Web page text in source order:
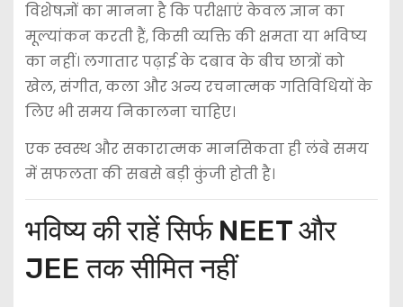
विशेषज्ञों का मानना है कि परीक्षाएं केवल ज्ञान का
मूल्यांकन करती हैं, किसी व्यक्ति की क्षमता या भविष्य
का नहीं। लगातार पढ़ाई के दबाव के बीच छात्रों को
खेल, संगीत, कला और अन्य रचनात्मक गतिविधियों के
लिए भी समय निकालना चाहिए।
एक स्वस्थ और सकारात्मक मानसिकता ही लंबे समय
में सफलता की सबसे बड़ी कुंजी होती है।
भविष्य की राहें सिर्फ NEET और
JEE तक सीमित नहीं